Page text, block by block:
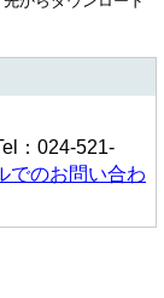
：024-521-
でのお問い合わ